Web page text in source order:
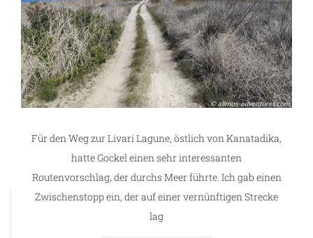
Für den Weg zur Livari Lagune, östlich von Kanatadika,
hatte Gockel einen sehr interessanten
Routenvorschlag, der durchs Meer führte. Ich gab einen
Zwischenstopp ein, der auf einer vernünftigen Strecke
lag